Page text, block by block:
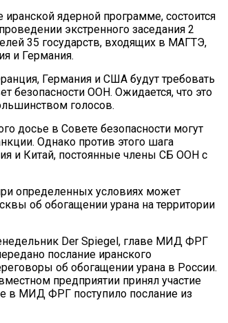
ядерной программе, состоится
экстренного заседания 2
35 государств, входящих в МАГТЭ,
и Германия.
Германия и США будут требовать
безопасности ООН. Ожидается, что это
голосов.
досье в Совете безопасности могут
Однако против этого шага
и Китай, постоянные члены СБ ООН с
определенных условиях может
об обогащении урана на территории
Der Spiegel, главе МИД ФРГ
послание иранского
об обогащении урана в России.
предприятии принял участие
в МИД ФРГ поступило послание из